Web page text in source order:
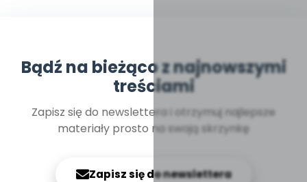
Bądź na bieżąco z najnowszymi
treściami
Zapisz się do newslettera i otrzymuj najlepsze
materiały prosto na swoją skrzynkę
Zapisz się do newslettera